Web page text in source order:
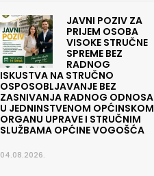
JAVNI POZIV ZA
PRIJEM OSOBA
VISOKE STRUČNE
SPREME BEZ
RADNOG
ISKUSTVA NA STRUČNO
OSPOSOBLJAVANJE BEZ
ZASNIVANJA RADNOG ODNOSA
U JEDNINSTVENOM OPĆINSKOM
ORGANU UPRAVE I STRUČNIM
SLUŽBAMA OPĆINE VOGOŠĆA
04.08.2026.